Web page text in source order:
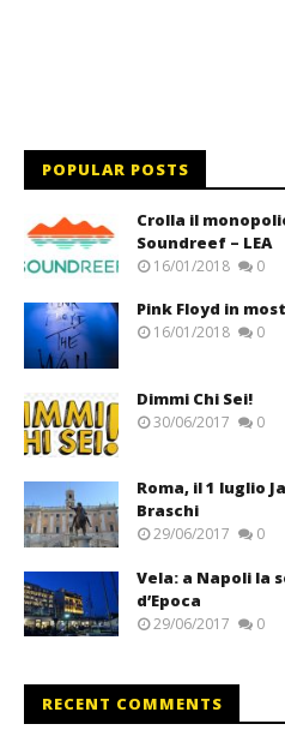
POPULAR POSTS
Crolla il
Soundreef – LEA
16/01/2018 0
Pink Floyd in
16/01/2018 0
Dimmi Chi Sei!
30/06/2017 0
Roma, il 1 luglio
Braschi
29/06/2017 0
Vela: a Napoli la
d’Epoca
29/06/2017 0
RECENT COMMENTS